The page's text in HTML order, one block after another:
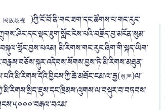
民族歧视 )ཀྱི་ངོ་བོ་ནི་གང་ཟག་དང་ཚོགས་པ་གང་རུང་
མི་རིགས་གང་རུང་ཞིག་གི་སྐད་ཡིག་
尊严)ལ་